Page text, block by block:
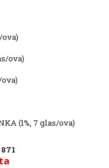
ova)
ova)
ova)
(1%, 7 glas/ova)
871